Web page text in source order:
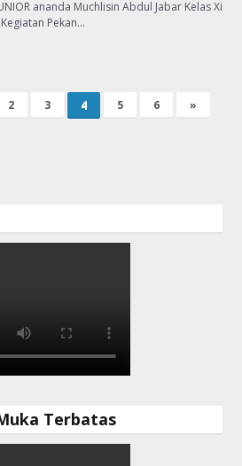
ananda Muchlisin Abdul Jabar Kelas Xi
Pekan…
2 3 4 5 6 »
Terbatas